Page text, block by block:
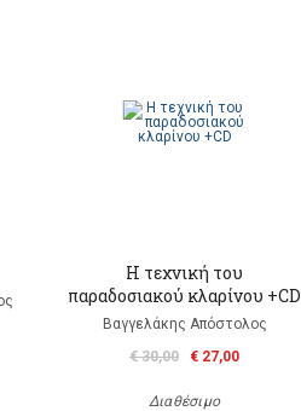
Η τεχνική του
παραδοσιακού κλαρίνου +CD
Βαγγελάκης Απόστολος
€ 30,00
€ 27,00
Διαθέσιμο